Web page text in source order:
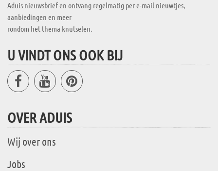
Aduis nieuwsbrief en ontvang regelmatig per e-mail nieuwtjes,
aanbiedingen en meer
rondom het thema knutselen.
U VINDT ONS OOK BIJ
OVER ADUIS
Wij over ons
Jobs